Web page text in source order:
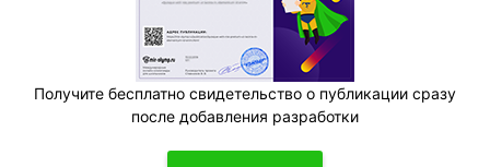
Получите бесплатно свидетельство о публикации сразу
после добавления разработки